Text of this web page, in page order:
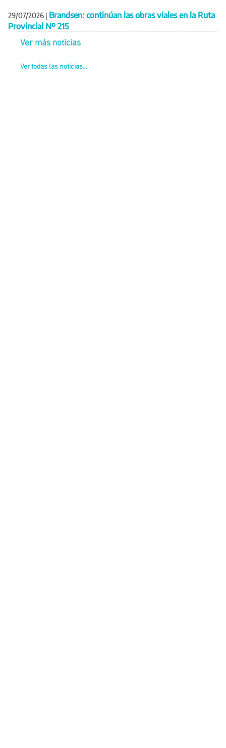
29/07/2026 | Brandsen: continúan las obras viales en la Ruta
Provincial Nº 215
Ver más noticias
Ver todas las noticias...